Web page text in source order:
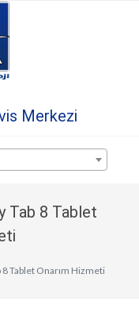
Merkezi
Tab 8 Tablet
Tablet Onarım Hizmeti